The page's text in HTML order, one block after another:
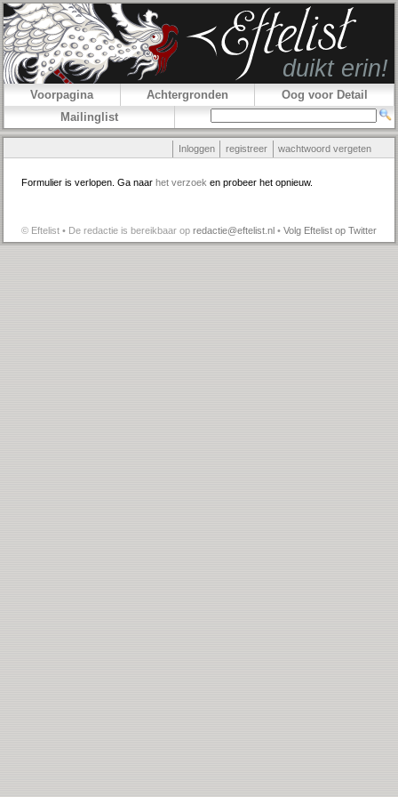
Voorpagina Achtergronden
Oog voor Detail
Mailinglist
Inloggen registreer wachtwoord vergeten
Formulier is verlopen. Ga naar het verzoek en probeer het opnieuw.
© Eftelist • De redactie is bereikbaar op redactie@eftelist.nl • Volg Eftelist op Twitter